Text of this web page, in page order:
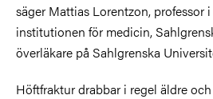
säger Mattias Lorentzon, professor
institutionen för medicin,
överläkare på Sahlgrenska
Höftfraktur drabbar i regel äldre